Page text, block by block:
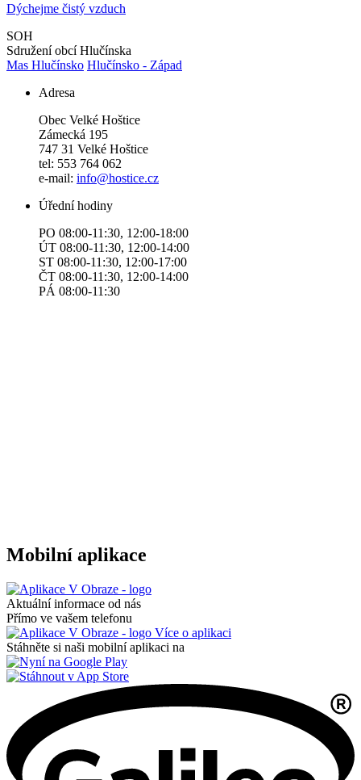
Dýchejme čistý vzduch
SOH
Sdružení obcí Hlučínska
Mas Hlučínsko Hlučínsko - Západ
Adresa
Obec Velké Hoštice
Zámecká 195
747 31 Velké Hoštice
tel: 553 764 062
e-mail: info@hostice.cz
Úřední hodiny
PO 08:00-11:30, 12:00-18:00
ÚT 08:00-11:30, 12:00-14:00
ST 08:00-11:30, 12:00-17:00
ČT 08:00-11:30, 12:00-14:00
​​​​PÁ 08:00-11:30
Mobilní aplikace
Aktuální informace od nás
Přímo ve vašem telefonu
Více o aplikaci
Stáhněte si naši mobilní aplikaci na